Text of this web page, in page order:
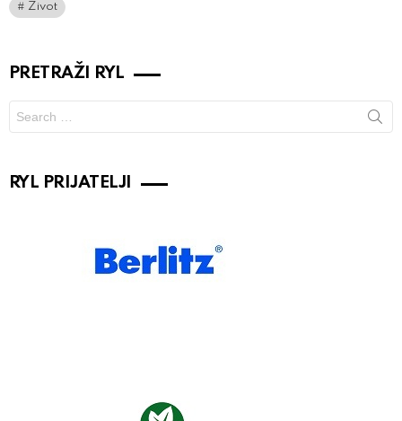
Život
PRETRAŽI RYL
for:
RYL PRIJATELJI